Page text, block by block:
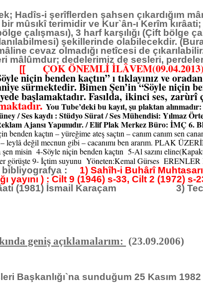
Hadîs-i şerîflerden şahsen
mûsıkî terimidir ve Kur`ân-ı Kerîm kırâati;
çalışması), 3 harf karşılığı (Çift bölge
şekillerinde olabilecekdir.
cevaz olmadığı netîcesi de
mâlûmdur; dedelerimiz de sesleri,
[[ ÇOK ÖNEMLİ
niçin benden kaçtın” ı tıklayınız ve
sürmektedir. Bimen Şen’in “Söyle niçin
başlamaktadır. Fasılda, ikinci ses,
You Tube’deki bu kayıt, şu plaktan
/ Ses kaydı : Stüdyo Sürat / Ses Mühendisi: Yılmaz
Ajansı Yapımıdır. / Elif Plak Merkez Büro: İMÇ
benden kaçtın – yüreğime ateş saçtın – canım canım sen
– leylâ değil mecnun gibi – cacanımı ben ararım. PLAK
misin 4-Söyle niçin benden kaçtın 5-Al sazını
görüşte 9- İçtim suyunu Yöneten:Kemal Gürses
bibliyografya : 1) Sahîh-i Buhârî
yayını ) : Cilt 9 (1946) s-33, Cilt 2 (1972) s-
(1981) İsmail Karaçam 3) Tecvîd
geniş açıklamalarım: (23.09.2006)
Başkanlığı`na sunduğum 25 Kasım